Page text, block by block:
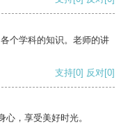
个学科的知识。老师的讲
支持[0] 反对[0]
，享受美好时光。